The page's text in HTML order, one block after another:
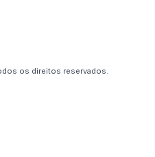
os direitos reservados.